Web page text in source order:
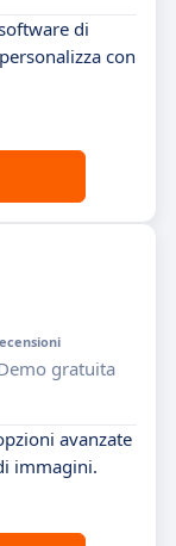
di
con
gratuita
avanzate
immagini.